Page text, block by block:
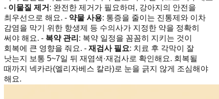
- 이물질 제거 : 완전한 제거가 필요하며, 강아지의 안전을
최우선으로 해요. - 약물 사용: 통증을 줄이는 진통제와 이차
감염을 막기 위한 항생제 등 수의사가 지정한 약을 정확히
써야 해요. - 복약 관리 : 복약 일정을 꼼꼼히 지키는 것이
회복에 큰 영향을 줘요. - 재검사 필요: 치료 후 각막이 잘
낫는지 보통 5~7일 뒤 재염색·재검사로 확인해요. 회복될
때까지 넥카라(엘리자베스 칼라)로 눈을 긁지 않게 조심해야
해요.